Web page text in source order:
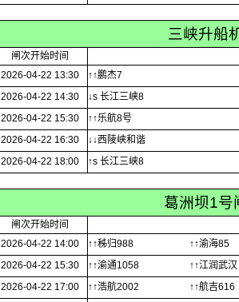
三峡升船
闸次开始时间
2026-04-22 13:30 ↑↑鹏杰7
2026-04-22 14:30 ↓s 长江三峡8
2026-04-22 15:30 ↑↑乐航8号
2026-04-22 16:30 ↓↓西陵峡和谐
2026-04-22 18:00 ↑s 长江三峡8
葛洲坝1号
闸次开始时间
2026-04-22 14:00 ↑↑秭归988 ↑↑渝海85
2026-04-22 15:30 ↑↑渝通1058 ↑↑江润武汉
2026-04-22 17:00 ↑↑浩航2002 ↑↑航吉616